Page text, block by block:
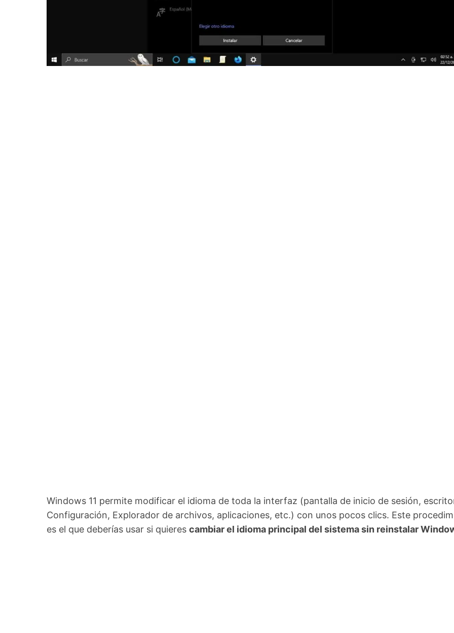
Windows 11 permite modificar el idioma de toda la interfaz (pantalla de inicio de sesión,
Configuración, Explorador de archivos, aplicaciones, etc.) con unos pocos clics. Este
es el que deberías usar si quieres cambiar el idioma principal del sistema sin reinstalar